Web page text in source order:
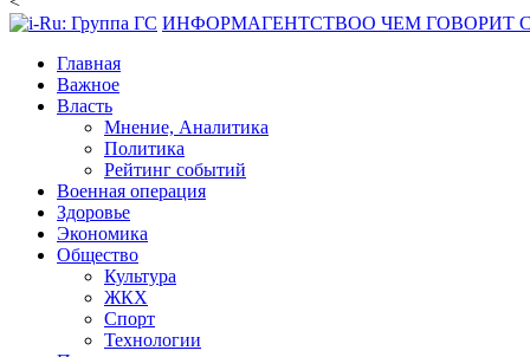
ИНФОРМАГЕНТСТВОО ЧЕМ ГОВОРИТ
Главная
Важное
Власть
Мнение, Аналитика
Политика
Рейтинг событий
Военная операция
Здоровье
Экономика
Общество
Культура
ЖКХ
Спорт
Технологии